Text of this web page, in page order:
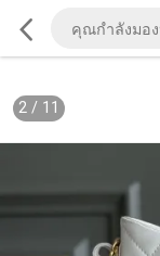
2/ 11